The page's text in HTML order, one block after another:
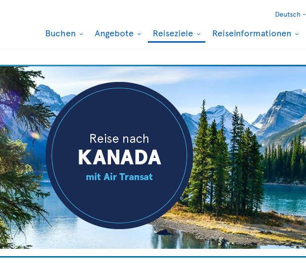
Deutsch -
Buchen Angebote Reiseziele Reiseinformationen